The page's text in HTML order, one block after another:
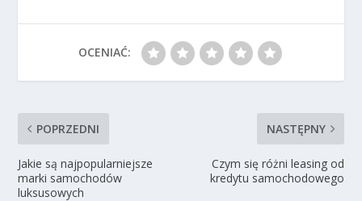
OCENIAĆ:
POPRZEDNI
Jakie są najpopularniejsze
marki samochodów
luksusowych
NASTĘPNY
Czym się różni leasing od
kredytu samochodowego